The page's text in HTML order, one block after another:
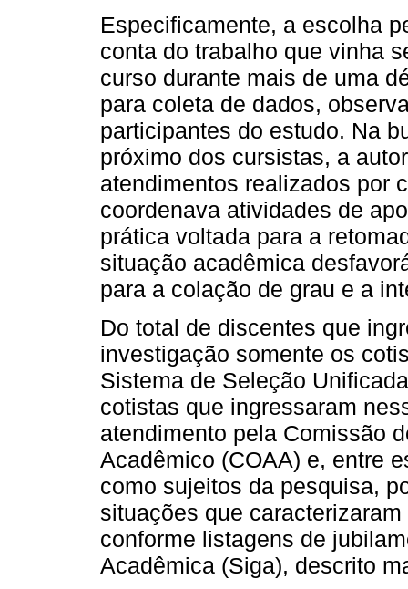
Especificamente, a escolha
conta do trabalho que vinha
curso durante mais de uma
para coleta de dados,
participantes do estudo. Na
próximo dos cursistas, a
atendimentos realizados por
coordenava atividades de
prática voltada para a
situação acadêmica
para a colação de grau e a
Do total de discentes que
investigação somente os
Sistema de Seleção
cotistas que ingressaram
atendimento pela Comissão
Acadêmico (COAA) e, entre
como sujeitos da pesquisa,
situações que
conforme listagens de
Acadêmica (Siga), descrito